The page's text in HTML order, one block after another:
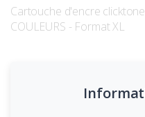
Cartouche d'encre
COULEURS - Format XL